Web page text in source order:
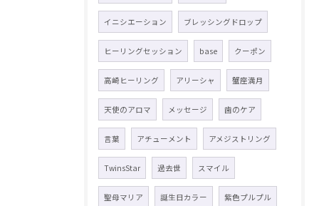
イニシエーション ブレッシングドロップ
ヒーリングセッション base クーポン
高崎ヒーリング アリーシャ 蟹座満月
天使のアロマ メッセージ 歯のケア
言葉 アチューメント アメジストリング
TwinsStar 過去世 スマイル
聖母マリア 誕生日カラー 紫色プルプル